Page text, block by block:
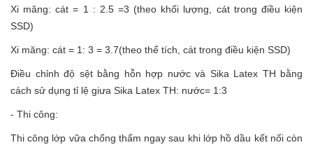
Xi măng: cát = 1 : 2.5 =3 (theo khối lượng, cát trong điều kiện
SSD)
Xi măng: cát = 1: 3 = 3.7(theo thể tích, cát trong điều kiện SSD)
Điều chỉnh độ sệt bằng hỗn hợp nước và Sika Latex TH bằng
cách sử dụng tỉ lệ giưa Sika Latex TH: nước= 1:3
- Thi công:
Thi công lớp vữa chống thấm ngay sau khi lớp hồ dầu kết nối còn